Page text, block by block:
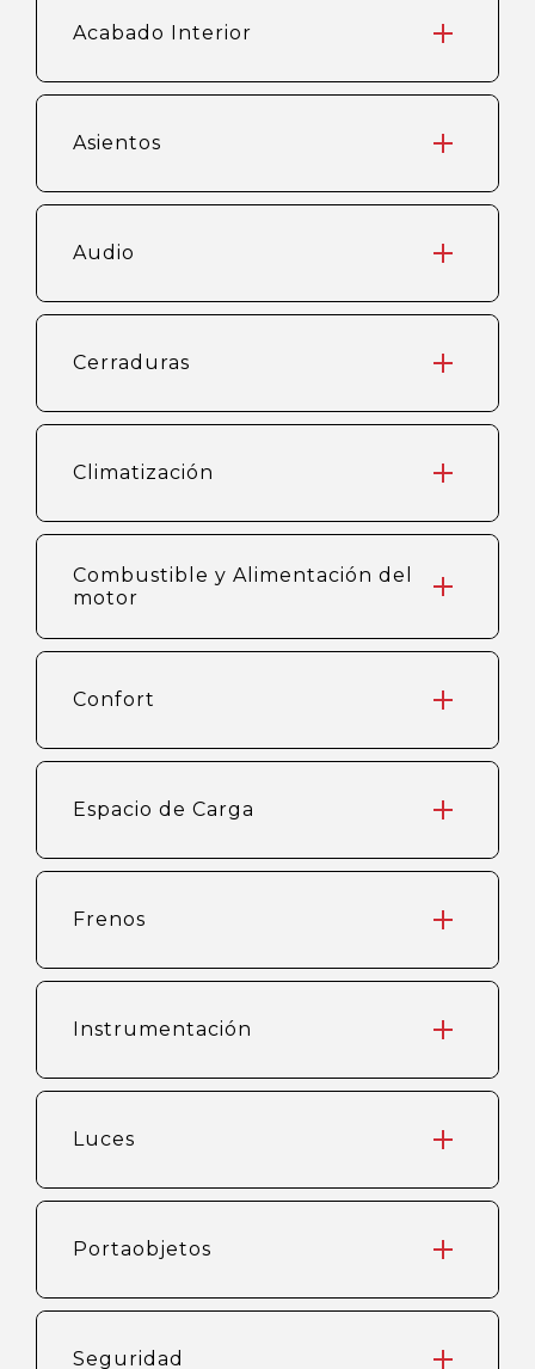
Acabado Interior
Asientos
Audio
Cerraduras
Climatización
Combustible y Alimentación del
motor
Confort
Espacio de Carga
Frenos
Instrumentación
Luces
Portaobjetos
Seguridad